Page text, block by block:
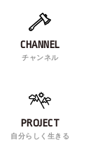
CHANNEL
チャンネル
PROJECT
自分らしく生きる